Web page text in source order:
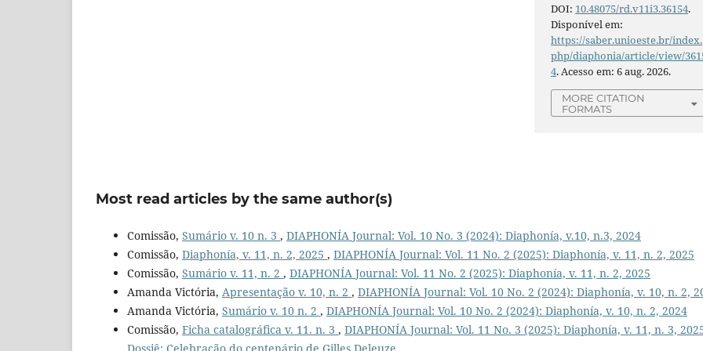
DOI: 10.48075/rd.v11i3.36154.
Disponível em:
https://saber.unioeste.br/index.
php/diaphonia/article/view/
4. Acesso em: 6 aug. 2026.
MORE CITATION
FORMATS
Most read articles by the same author(s)
Comissão, Sumário v. 10 n. 3 , DIAPHONÍA Journal: Vol. 10 No. 3 (2024): Diaphonía, v.10, n.3, 2024
Comissão, Diaphonía, v. 11, n. 2, 2025 , DIAPHONÍA Journal: Vol. 11 No. 2 (2025): Diaphonía, v. 11, n. 2, 2025
Comissão, Sumário v. 11, n. 2 , DIAPHONÍA Journal: Vol. 11 No. 2 (2025): Diaphonía, v. 11, n. 2, 2025
Amanda Victória, Apresentação v. 10, n. 2 , DIAPHONÍA Journal: Vol. 10 No. 2 (2024): Diaphonía, v. 10, n. 2,
Amanda Victória, Sumário v. 10 n. 2 , DIAPHONÍA Journal: Vol. 10 No. 2 (2024): Diaphonía, v. 10, n. 2, 2024
Comissão, Ficha catalográfica v. 11. n. 3 , DIAPHONÍA Journal: Vol. 11 No. 3 (2025): Diaphonía, v. 11, n. 3,